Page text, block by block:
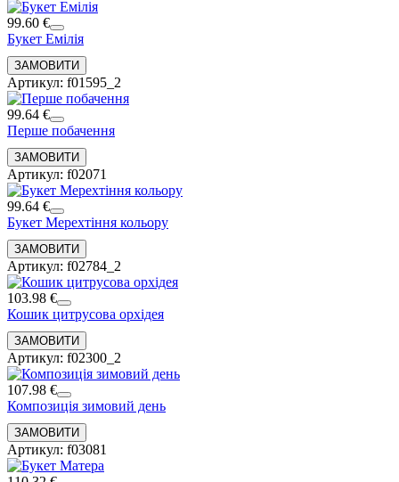
99.60 €
Букет Емілія
Артикул: f01595_2
99.64 €
Перше побачення
Артикул: f02071
99.64 €
Букет Мерехтіння кольору
Артикул: f02784_2
103.98 €
Кошик цитрусова орхідея
Артикул: f02300_2
107.98 €
Композиція зимовий день
Артикул: f03081